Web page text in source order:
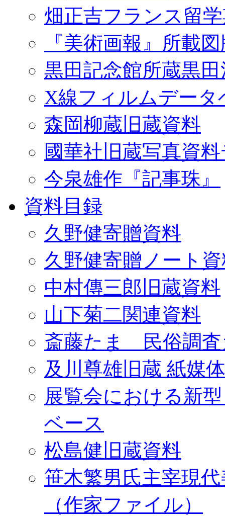
畑正吉フランス留
『美術画報』所載
黒田記念館所蔵黒
X線フィルムデータ
森岡柳蔵旧蔵資料
國華社旧蔵写真資
今泉雄作『記事珠』
資料目録
久野健寄贈資料
久野健寄贈ノート
中村傳三郎旧蔵資料
山下菊二関連資料
斎藤たま 民俗調査
及川尊雄旧蔵 紙媒
展覧会における新
ベース
松島健旧蔵資料
笹木繁男氏主宰現
（作家ファイル）